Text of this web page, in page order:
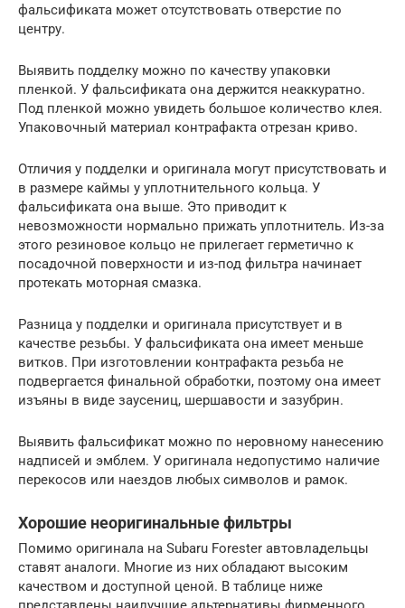
фальсификата может отсутствовать отверстие по
центру.
Выявить подделку можно по качеству упаковки
пленкой. У фальсификата она держится неаккуратно.
Под пленкой можно увидеть большое количество клея.
Упаковочный материал контрафакта отрезан криво.
Отличия у подделки и оригинала могут присутствовать и
в размере каймы у уплотнительного кольца. У
фальсификата она выше. Это приводит к
невозможности нормально прижать уплотнитель. Из-за
этого резиновое кольцо не прилегает герметично к
посадочной поверхности и из-под фильтра начинает
протекать моторная смазка.
Разница у подделки и оригинала присутствует и в
качестве резьбы. У фальсификата она имеет меньше
витков. При изготовлении контрафакта резьба не
подвергается финальной обработки, поэтому она имеет
изъяны в виде заусениц, шершавости и зазубрин.
Выявить фальсификат можно по неровному нанесению
надписей и эмблем. У оригинала недопустимо наличие
перекосов или наездов любых символов и рамок.
Хорошие неоригинальные фильтры
Помимо оригинала на Subaru Forester автовладельцы
ставят аналоги. Многие из них обладают высоким
качеством и доступной ценой. В таблице ниже